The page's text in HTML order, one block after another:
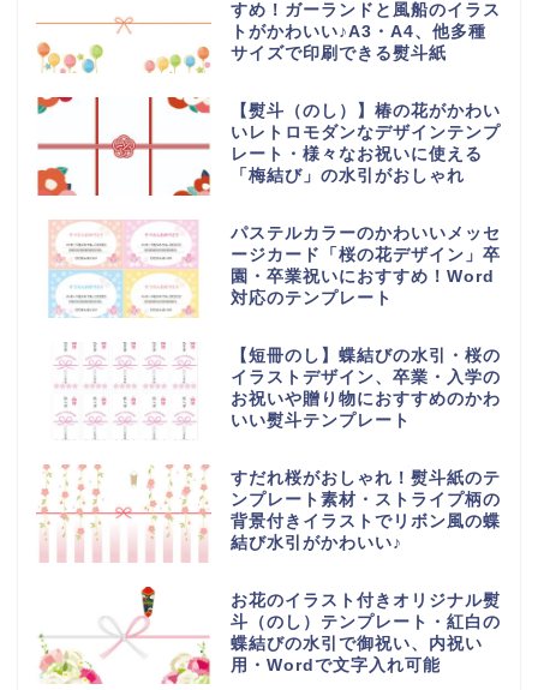
すめ！ガーランドと風船のイラス
トがかわいい♪A3・A4、他多種
サイズで印刷できる熨斗紙
【熨斗（のし）】椿の花がかわい
いレトロモダンなデザインテンプ
レート・様々なお祝いに使える
「梅結び」の水引がおしゃれ
パステルカラーのかわいいメッセ
ージカード「桜の花デザイン」卒
園・卒業祝いにおすすめ！Word
対応のテンプレート
【短冊のし】蝶結びの水引・桜の
イラストデザイン、卒業・入学の
お祝いや贈り物におすすめのかわ
いい熨斗テンプレート
すだれ桜がおしゃれ！熨斗紙のテ
ンプレート素材・ストライプ柄の
背景付きイラストでリボン風の蝶
結び水引がかわいい♪
お花のイラスト付きオリジナル熨
斗（のし）テンプレート・紅白の
蝶結びの水引で御祝い、内祝い
用・Wordで文字入れ可能